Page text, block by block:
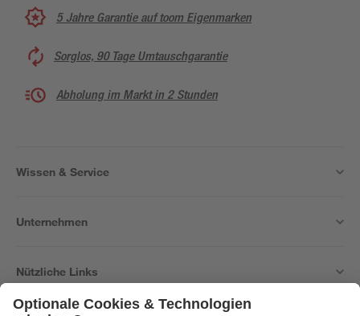
5 Jahre Garantie auf toom Eigenmarken
Sorglos, 90 Tage Umtauschgarantie
Abholung im Markt in 2 Stunden
Wissen & Service
Unternehmen
Nützliche Links